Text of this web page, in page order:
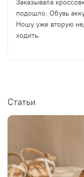
Заказывала
подошло. Обувь
Ношу уже вторую
ходить.
Статьи